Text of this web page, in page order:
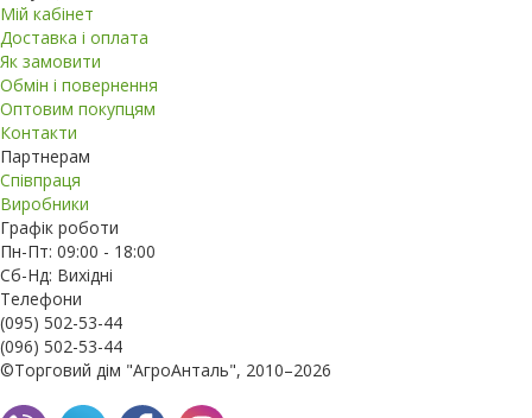
Мій кабінет
Доставка і оплата
Як замовити
Обмін і повернення
Оптовим покупцям
Контакти
Партнерам
Співпраця
Виробники
Графік роботи
Пн-Пт: 09:00 - 18:00
Сб-Нд: Вихідні
Телефони
(095) 502-53-44
(096) 502-53-44
©Торговий дім "АгроАнталь", 2010–2026